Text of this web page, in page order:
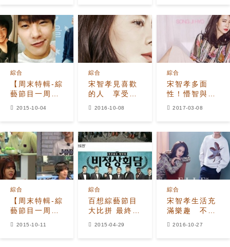
【周末特輯-綜
藝節目一周回
綜合
2015-10-04
宋智孝見喜歡
的人 享受簡
綜合
2016-10-08
宋智孝多面
性！懵智與性
綜合
2017-03-08
【周末特輯-綜
藝節目一周回
綜合
2015-10-11
百想綜藝節目
大比拼 最終將
綜合
2015-04-29
宋智孝生活充
滿樂趣 不急
綜合
2016-10-27